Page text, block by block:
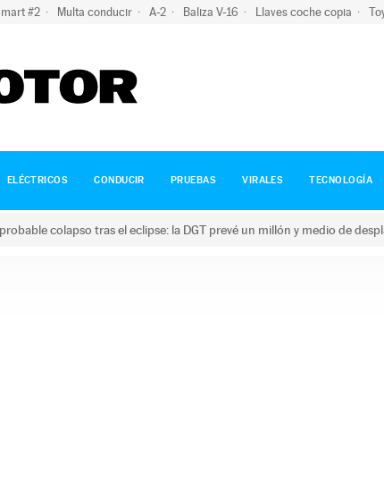
#2 Multa conducir A-2 Baliza V-16 Llaves coche copia
ELÉCTRICOS CONDUCIR PRUEBAS VIRALES TECNOLOGÍA
colapso tras el eclipse: la DGT prevé un millón y medio de